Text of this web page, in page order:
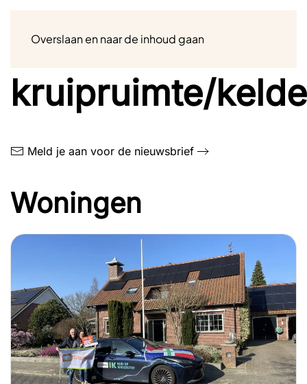
Overslaan en naar de inhoud gaan
Na-isolatie
kruipruimte/
Meld je aan voor de nieuwsbrief
Woningen